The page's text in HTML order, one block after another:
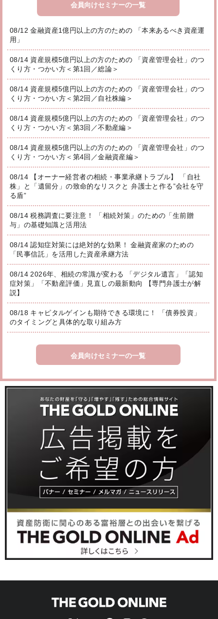
会員向けセミナーの一覧
08/12 金融資産1億円以上の方のための 「本来あるべき資産運
用」
08/14 資産規模5億円以上の方のための 「資産管理会社」のつ
くり方・つかい方＜第1回／総論＞
08/14 資産規模5億円以上の方のための 「資産管理会社」のつ
くり方・つかい方＜第2回／自社株編＞
08/14 資産規模5億円以上の方のための 「資産管理会社」のつ
くり方・つかい方＜第3回／不動産編＞
08/14 資産規模5億円以上の方のための 「資産管理会社」のつ
くり方・つかい方＜第4回／金融資産編＞
08/14 【オーナー経営者の相続・事業承継トラブル】 「自社
株」と「遺留分」の致命的なリスクと 弁護士と作る”会社を守
る盾”
08/14 税務調査に要注意！ 「相続対策」のための「生前贈
与」の基礎知識と活用法
08/14 認知症対策には絶対的な効果！ 金融資産家のための
「民事信託」を活用した資産承継方法
08/14 2026年、相続の常識が変わる 「デジタル遺言」「認知
症対策」「不動産評価」見直しの最新動向 【専門弁護士が解
説】
08/18 キャピタルゲインも期待できる環境に！ 「債券投資」
のタイミングと具体的な取り組み方
会員向けセミナーの一覧